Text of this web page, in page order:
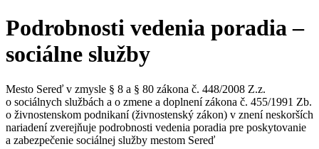
Podrobnosti vedenia poradia –
sociálne služby
Mesto Sereď v zmysle § 8 a § 80 zákona č. 448/2008 Z.z.
o sociálnych službách a o zmene a doplnení zákona č. 455/1991 Zb.
o živnostenskom podnikaní (živnostenský zákon) v znení neskorších
nariadení zverejňuje podrobnosti vedenia poradia pre poskytovanie
a zabezpečenie sociálnej služby mestom Sereď